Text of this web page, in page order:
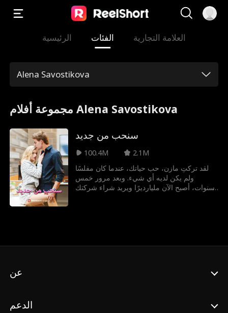
الرئيسية الفئات العلامة التجارية
Alena Savostikova
مجموعة أفلام Alena Savostikova
سنحب من جديد
100.4M
2.1M
لقد تركتِ مازن، حب حياتك، عندما كان مفلسًا
ولم يكن لديه أي شيء. وبعد مرور خمس
سنوات، أصبح الآن مليارديرًا ويريد شراء شركتك
عن
الدعم